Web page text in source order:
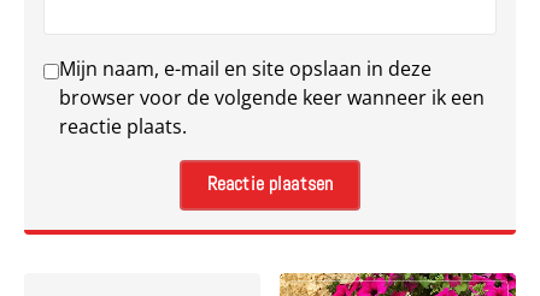
Mijn naam, e-mail en site opslaan in deze
browser voor de volgende keer wanneer ik een
reactie plaats.